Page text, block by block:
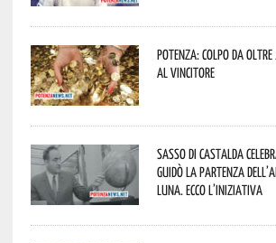
Potenza: colpo da oltre
al vincitore
Sasso di Castalda
guidò la partenza
Luna. Ecco l’iniziativa